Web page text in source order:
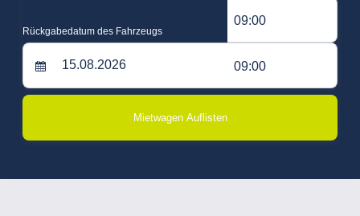
Rückgabedatum des Fahrzeugs
09:00
09:00
Mietwagen Auflisten